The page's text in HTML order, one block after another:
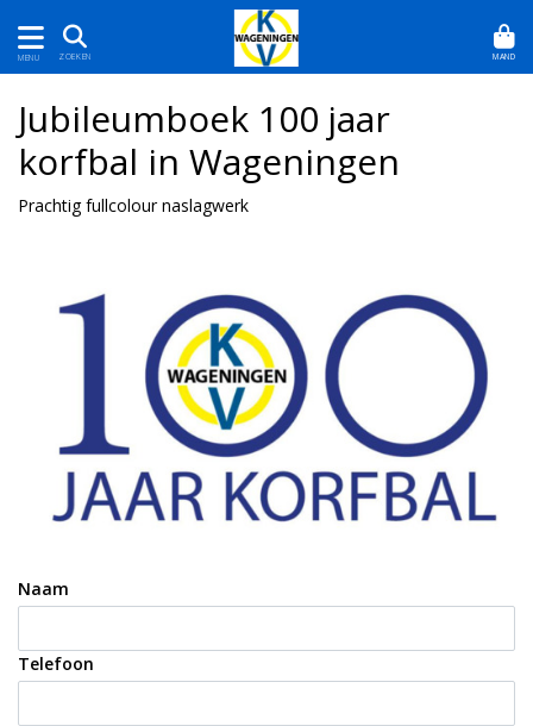
MENU ZOEKEN MAND
Jubileumboek 100 jaar
korfbal in Wageningen
Prachtig fullcolour naslagwerk
Naam
Telefoon